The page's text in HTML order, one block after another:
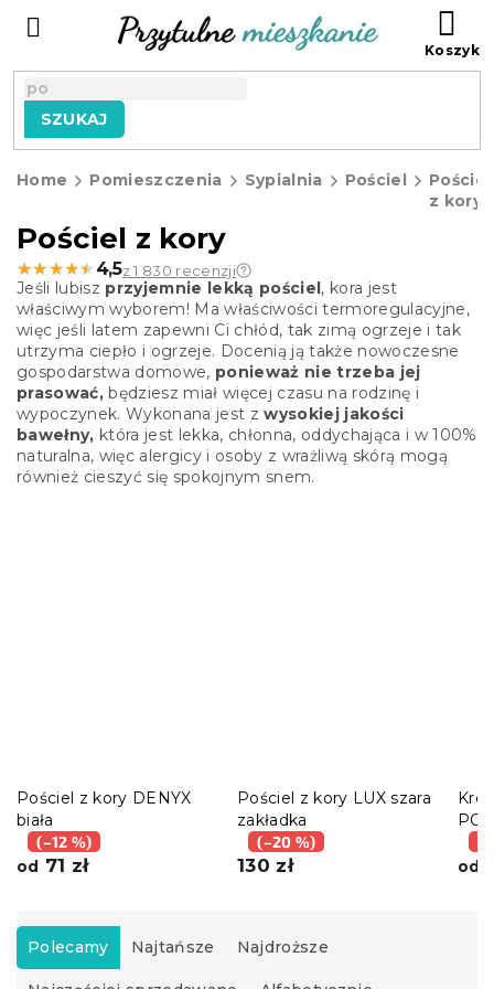
SZUKAJ
Home Pomieszczenia Sypialnia Pościel
Pościel
z kory
Pościel z kory
★★★★★
★★★★★ 4,5z 1 830 recenzji
Jeśli lubisz przyjemnie lekką pościel , kora jest
właściwym wyborem! Ma właściwości termoregulacyjne,
więc jeśli latem zapewni Ci chłód, tak zimą ogrzeje i tak
utrzyma ciepło i ogrzeje. Docenią ją także nowoczesne
gospodarstwa domowe, ponieważ nie trzeba jej
prasować, będziesz miał więcej czasu na rodzinę i
wypoczynek. Wykonana jest zwysokiej jakości
bawełny, która jest lekka, chłonna, oddychająca i w 100%
naturalna, więc alergicy i osoby z wrażliwą skórą mogą
również cieszyć się spokojnym snem.
Pościel z kory DENYX
biała
(–12 %)
od 71 zł
Pościel z kory LUX szara
zakładka
(–20 %)
130 zł od
S
o
r
Polecamy Najtańsze Najdroższe